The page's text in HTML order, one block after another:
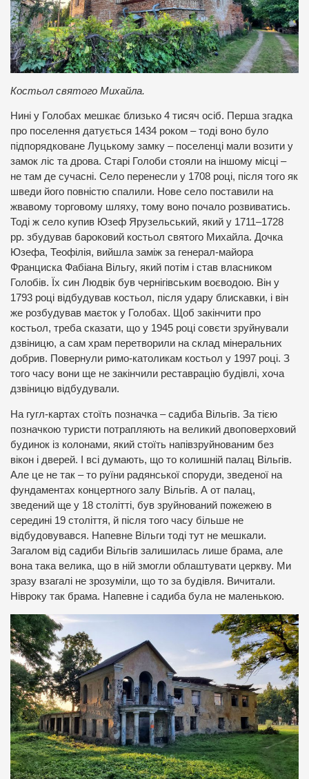
Костьол святого Михайла.
Нині у Голобах мешкає близько 4 тисяч осіб. Перша згадка
про поселення датується 1434 роком – тоді воно було
підпорядковане Луцькому замку – поселенці мали возити у
замок ліс та дрова. Старі Голоби стояли на іншому місці –
не там де сучасні. Село перенесли у 1708 році, після того як
шведи його повністю спалили. Нове село поставили на
жвавому торговому шляху, тому воно почало розвиватись.
Тоді ж село купив Юзеф Ярузельський, який у 1711–1728
рр. збудував бароковий костьол святого Михайла. Дочка
Юзефа, Теофілія, вийшла заміж за генерал-майора
Франциска Фабіана Вільгу, який потім і став власником
Голобів. Їх син Людвік був чернігівським воєводою. Він у
1793 році відбудував костьол, після удару блискавки, і він
же розбудував маєток у Голобах. Щоб закінчити про
костьол, треба сказати, що у 1945 році совєти зруйнували
дзвіницю, а сам храм перетворили на склад мінеральних
добрив. Повернули римо-католикам костьол у 1997 році. З
того часу вони ще не закінчили реставрацію будівлі, хоча
дзвіницю відбудували.
На гугл-картах стоїть позначка – садиба Вільгів. За тією
позначкою туристи потрапляють на великий двоповерховий
будинок із колонами, який стоїть напівзруйнованим без
вікон і дверей. І всі думають, що то колишній палац Вільгів.
Але це не так – то руїни радянської споруди, зведеної на
фундаментах концертного залу Вільгів. А от палац,
зведений ще у 18 столітті, був зруйнований пожежею в
середині 19 століття, й після того часу більше не
відбудовувався. Напевне Вільги тоді тут не мешкали.
Загалом від садиби Вільгів залишилась лише брама, але
вона така велика, що в ній змогли облаштувати церкву. Ми
зразу взагалі не зрозуміли, що то за будівля. Вичитали.
Нівроку так брама. Напевне і садиба була не маленькою.